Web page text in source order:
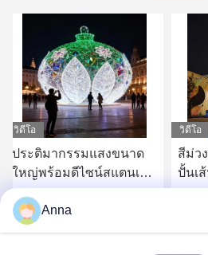
วิดีโอ
สีม่วงสดชื่น กลุ่มองุ่น รูป
ปั้นเส้นใยแก้ว การตกแต่ง
แสงกลางคืนกลางแจ้ง
ขนาดใหญ่
หา ราคา ที่ ดี ที่สุด
วิดีโอ
เฟร
ทรง
LED
Anna